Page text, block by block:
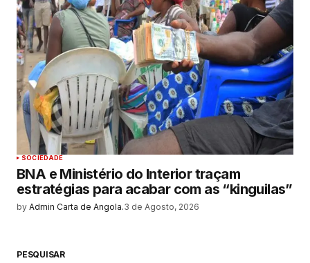
SOCIEDADE
BNA e Ministério do Interior traçam
estratégias para acabar com as “kinguilas”
by Admin Carta de Angola.3 de Agosto, 2026
PESQUISAR